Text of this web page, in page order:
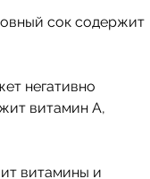
сок содержит
негативно
витамин А,
витамины и